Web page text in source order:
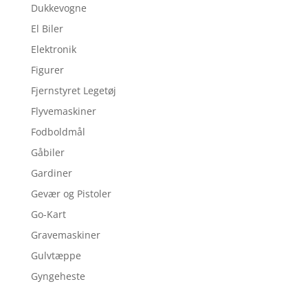
Dukkevogne
El Biler
Elektronik
Figurer
Fjernstyret Legetøj
Flyvemaskiner
Fodboldmål
Gåbiler
Gardiner
Gevær og Pistoler
Go-Kart
Gravemaskiner
Gulvtæppe
Gyngeheste